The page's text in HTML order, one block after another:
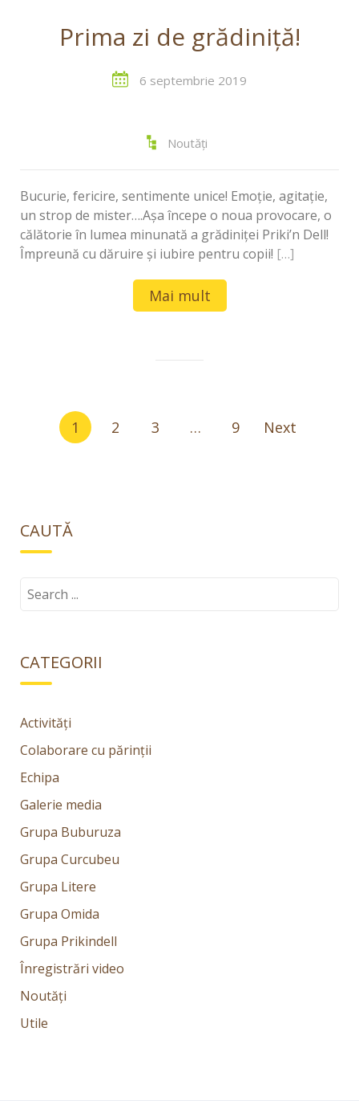
Prima zi de grădiniță!
6 septembrie 2019
Noutăți
Bucurie, fericire, sentimente unice! Emoție, agitație,
un strop de mister….Așa începe o noua provocare, o
călătorie în lumea minunată a grădiniței Priki’n Dell!
Împreună cu dăruire și iubire pentru copii! […]
Mai mult
Paginație
articole 1 2 3 … 9 Next
CAUTĂ
Search
CATEGORII
Activități
Colaborare cu părinții
Echipa
Galerie media
Grupa Buburuza
Grupa Curcubeu
Grupa Litere
Grupa Omida
Grupa Prikindell
Înregistrări video
Noutăți
Utile